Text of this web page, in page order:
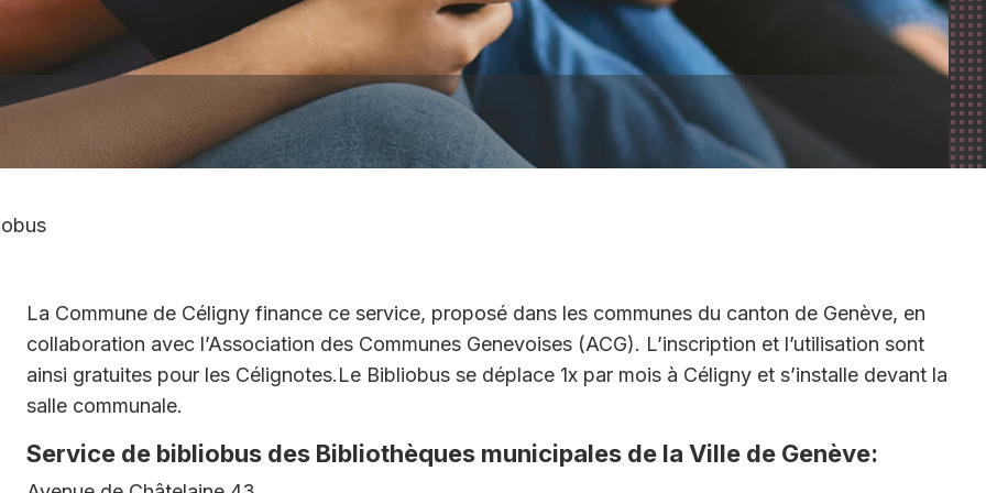
publics
haies et
Religion
Boîte d’échange entre
voisins
à domicile
Infrastructures
communales
artisans
pour la
de la mairie
(cartes
et lois
lieux 2023
La Commune de Céligny finance ce service, proposé dans les communes du canton de Genève, en
collaboration avec l’Association des Communes Genevoises (ACG). L’inscription et l’utilisation sont
ainsi gratuites pour les Célignotes.Le Bibliobus se déplace 1x par mois à Céligny et s’installe devant la
salle communale.
Service de bibliobus des Bibliothèques municipales de la Ville de Genève: